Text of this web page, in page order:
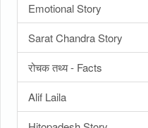
Emotional Story
Sarat Chandra Story
रोचक तथ्य - Facts
Alif Laila